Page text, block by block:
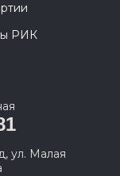
РИК
ул. Малая